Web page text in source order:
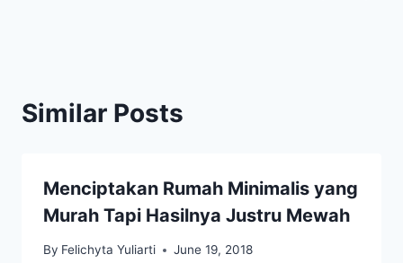
Similar Posts
Menciptakan Rumah Minimalis yang
Murah Tapi Hasilnya Justru Mewah
By Felichyta Yuliarti June 19, 2018